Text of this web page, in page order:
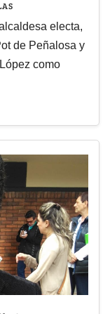
electa,
de Peñalosa y
como